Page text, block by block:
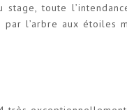
toute
par l’arbre aux étoiles